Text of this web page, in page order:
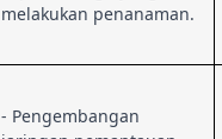
melakukan penanaman.
- Pengembangan